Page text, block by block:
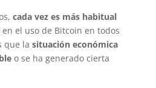
cada vez es más habitual
el uso de Bitcoin en todos
que la situación económica
o se ha generado cierta